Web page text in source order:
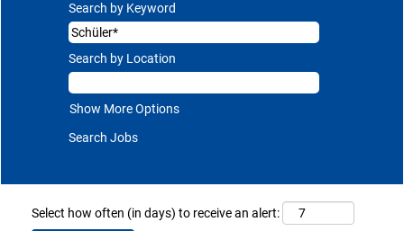
Search by Keyword
Search by Location
Show More Options
Select how often (in days) to receive an alert: